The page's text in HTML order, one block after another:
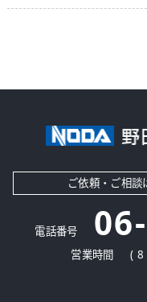
ご依頼・ご相
電話番号
営業時間 ( 8